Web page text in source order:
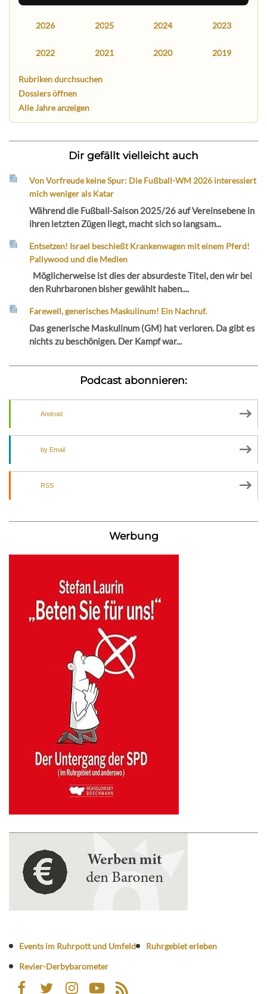
2026 2025 2024 2023
2022 2021 2020 2019
Rubriken durchsuchen
Dossiers öffnen
Alle Jahre anzeigen
Dir gefällt vielleicht auch
Von Vorfreude keine Spur: Die Fußball-WM 2026 interessiert
mich weniger als Katar
Während die Fußball-Saison 2025/26 auf Vereinsebene in
ihren letzten Zügen liegt, macht sich so langsam...
Entsetzen! Israel beschießt Krankenwagen mit einem Pferd!
Pallywood und die Medien
Möglicherweise ist dies der absurdeste Titel, den wir bei
den Ruhrbaronen bisher gewählt haben....
Farewell, generisches Maskulinum! Ein Nachruf.
Das generische Maskulinum (GM) hat verloren. Da gibt es
nichts zu beschönigen. Der Kampf war...
Podcast abonnieren:
Android
by Email
RSS
Werbung
Events im Ruhrpott und Umfeld
Ruhrgebiet erleben
Revier-Derbybarometer